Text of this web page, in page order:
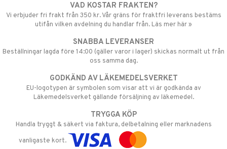
VAD KOSTAR FRAKTEN?
Vi erbjuder fri frakt från 350 kr. Vår gräns för fraktfri leverans bestäms
utifån vilken avdelning du handlar från. Läs mer här »
SNABBA LEVERANSER
Beställningar lagda före 14:00 (gäller varor i lager) skickas normalt ut från
oss samma dag.
GODKÄND AV LÄKEMEDELSVERKET
EU-logotypen är symbolen som visar att vi är godkända av
Läkemedelsverket gällande försäljning av läkemedel.
TRYGGA KÖP
Handla tryggt & säkert via faktura, delbetalning eller marknadens
vanligaste kort.